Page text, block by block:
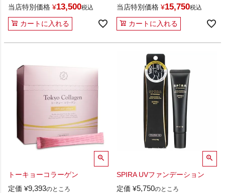
当店特別価格 ¥13,500税込
カートに入れる
当店特別価格 ¥15,750税込
カートに入れる
トーキョーコラーゲン
定価 ¥9,393のところ
SPIRA UVファンデーション
定価 ¥5,750のところ